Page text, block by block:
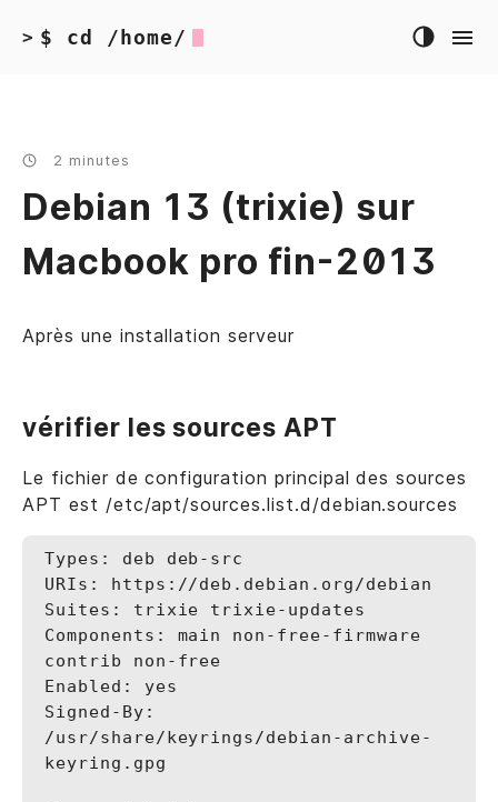
> $ cd /home/
2 minutes
Debian 13 (trixie) sur
Macbook pro fin-2013
Après une installation serveur
vérifier les sources APT
Le fichier de configuration principal des sources
APT est /etc/apt/sources.list.d/debian.sources
Types: deb deb-src
URIs: https://deb.debian.org/debian
Suites: trixie trixie-updates
Components: main non-free-firmware
contrib non-free
Enabled: yes
Signed-By:
/usr/share/keyrings/debian-archive-
keyring.gpg